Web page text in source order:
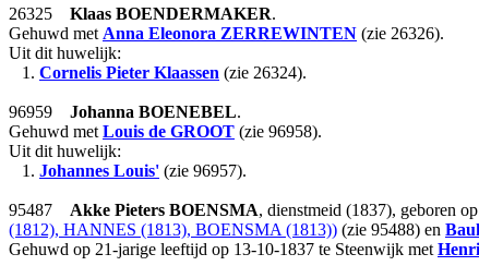
26325 Klaas BOENDERMAKER.
Gehuwd met Anna Eleonora ZERREWINTEN (zie 26326).
Uit dit huwelijk:
1. Cornelis Pieter Klaassen (zie 26324).
96959 Johanna BOENEBEL.
Gehuwd met Louis de GROOT (zie 96958).
Uit dit huwelijk:
1. Johannes Louis' (zie 96957).
95487 Akke Pieters BOENSMA, dienstmeid (1837), geboren
(1812), HANNES (1813), BOENSMA (1813)) (zie 95488) en
Gehuwd op 21-jarige leeftijd op 13-10-1837 te Steenwijk met